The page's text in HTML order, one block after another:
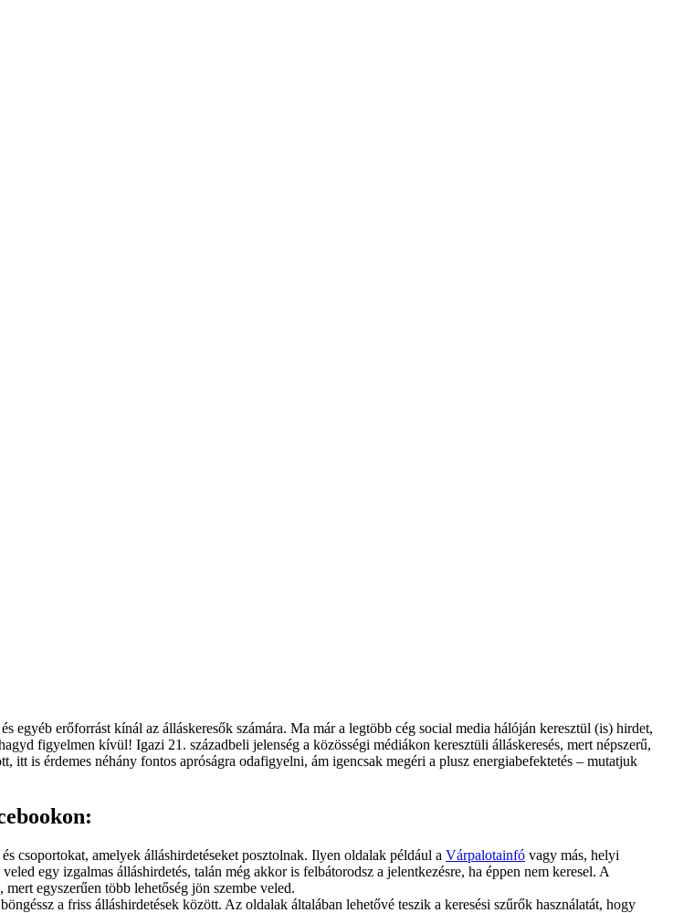
egyéb erőforrást kínál az álláskeresők számára. Ma már a legtöbb cég social media hálóján keresztül (is) hirdet,
figyelmen kívül! Igazi 21. századbeli jelenség a közösségi médiákon keresztüli álláskeresés, mert népszerű,
itt is érdemes néhány fontos apróságra odafigyelni, ám igencsak megéri a plusz energiabefektetés – mutatjuk
csoportokat, amelyek álláshirdetéseket posztolnak. Ilyen oldalak például a Várpalotainfó vagy más, helyi
egy izgalmas álláshirdetés, talán még akkor is felbátorodsz a jelentkezésre, ha éppen nem keresel. A
egyszerűen több lehetőség jön szembe veled.
a friss álláshirdetések között. Az oldalak általában lehetővé teszik a keresési szűrők használatát, hogy